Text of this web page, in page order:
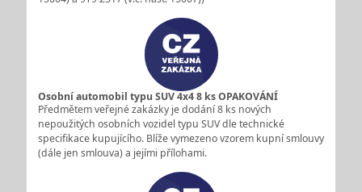
Osobní automobil typu SUV 4x4 8 ks OPAKOVÁNÍ
Předmětem veřejné zakázky je dodání 8 ks nových
nepoužitých osobních vozidel typu SUV dle technické
specifikace kupujícího. Blíže vymezeno vzorem kupní smlouvy
(dále jen smlouva) a jejími přílohami.